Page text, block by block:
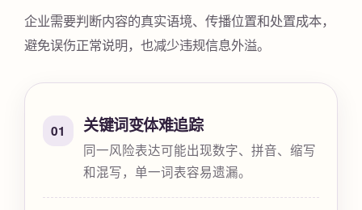
企业需要判断内容的真实语境、传播位置和处置成本，
避免误伤正常说明，也减少违规信息外溢。
01 关键词变体难追踪
同一风险表达可能出现数字、拼音、缩写
和混写，单一词表容易遗漏。